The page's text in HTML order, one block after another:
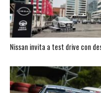
Nissan invita a test drive con